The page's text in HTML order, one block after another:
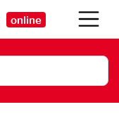
online